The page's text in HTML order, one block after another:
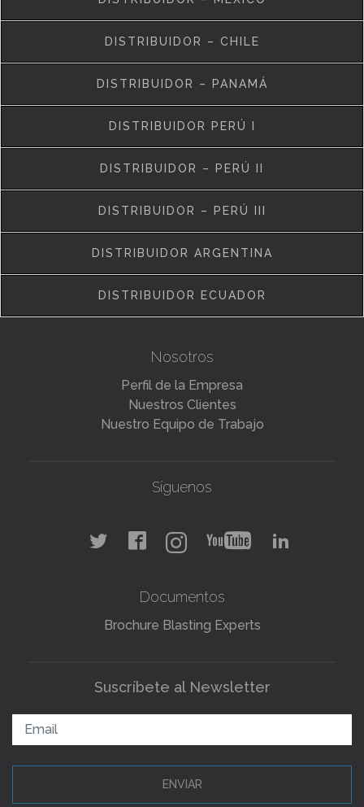
DISTRIBUIDOR – CHILE
DISTRIBUIDOR – PANAMÁ
DISTRIBUIDOR PERÚ I
DISTRIBUIDOR – PERÚ II
DISTRIBUIDOR – PERÚ III
DISTRIBUIDOR ARGENTINA
DISTRIBUIDOR ECUADOR
Nosotros
Perfil de la Empresa
Nuestros Clientes
Nuestro Equipo de Trabajo
Síguenos
Documentos
Brochure Blasting Experts
Suscríbete al Newsletter
ENVIAR